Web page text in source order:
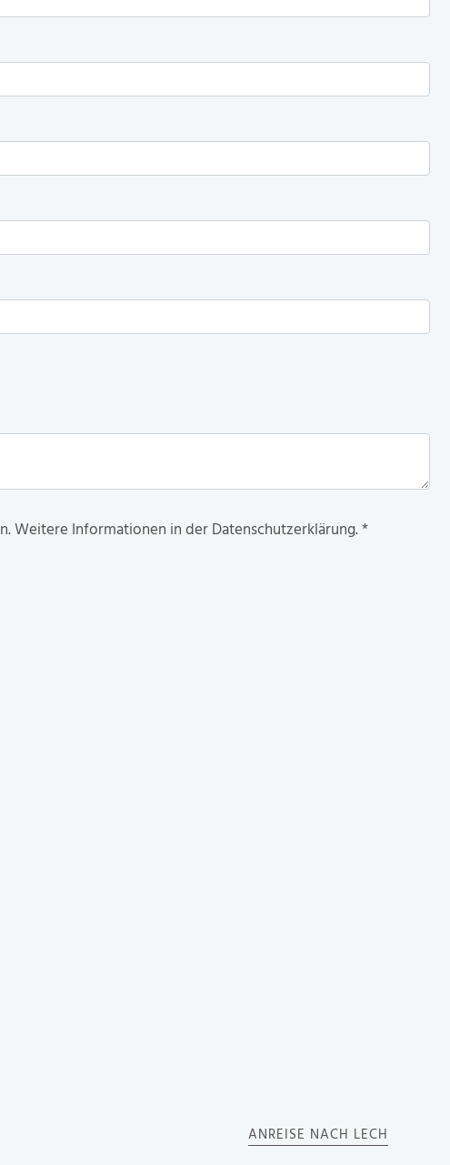
Weitere Informationen in der Datenschutzerklärung.*
ANREISE NACH LECH